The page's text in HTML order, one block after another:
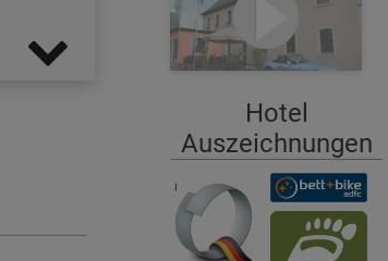
Hotel
Auszeichnungen